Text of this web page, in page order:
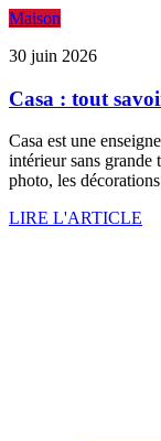
Maison
30 juin 2026
Casa : tout
Casa est une
intérieur sans grande
photo, les
LIRE L'ARTICLE